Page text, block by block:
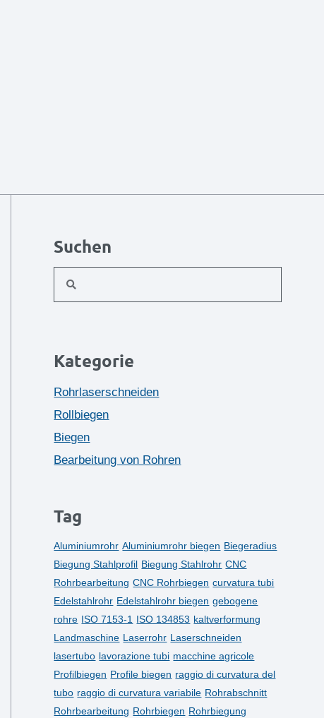
Suchen
Kategorie
Rohrlaserschneiden
Rollbiegen
Biegen
Bearbeitung von Rohren
Tag
Aluminiumrohr Aluminiumrohr biegen Biegeradius
Biegung Stahlprofil Biegung Stahlrohr CNC
Rohrbearbeitung CNC Rohrbiegen curvatura tubi
Edelstahlrohr Edelstahlrohr biegen gebogene
rohre ISO 7153-1 ISO 134853 kaltverformung
Landmaschine Laserrohr Laserschneiden
lasertubo lavorazione tubi macchine agricole
Profilbiegen Profile biegen raggio di curvatura del
tubo raggio di curvatura variabile Rohrabschnitt
Rohrbearbeitung Rohrbiegen Rohrbiegung